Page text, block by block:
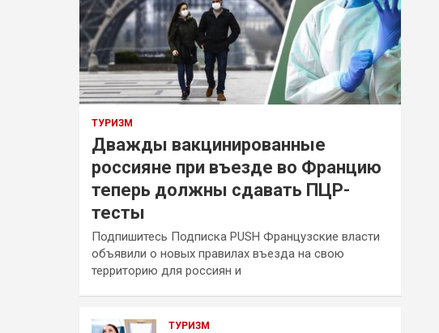
ТУРИЗМ
Дважды вакцинированные
россияне при въезде во Францию
теперь должны сдавать ПЦР-
тесты
Подпишитесь Подписка PUSH Французские власти
объявили о новых правилах въезда на свою
территорию для россиян и
ТУРИЗМ